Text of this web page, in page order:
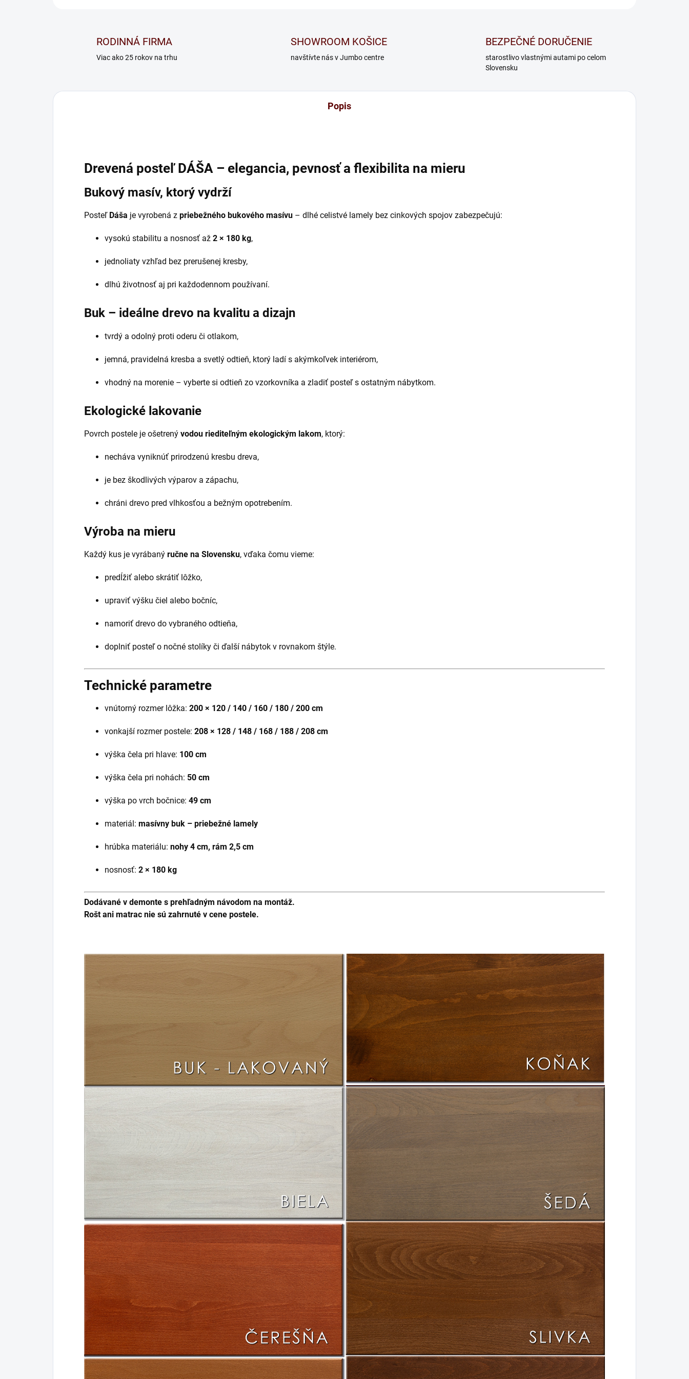
RODINNÁ FIRMA
Viac ako 25 rokov na trhu
SHOWROOM KOŠICE
navštívte nás v Jumbo centre
BEZPEČNÉ DORUČENIE
starostlivo vlastnými autami po celom
Slovensku
Popis
Drevená posteľ DÁŠA – elegancia, pevnosť a flexibilita na mieru
Bukový masív, ktorý vydrží
Posteľ Dáša je vyrobená z priebežného bukového masívu – dlhé celistvé lamely bez cinkových spojov zabezpečujú:
vysokú stabilitu a nosnosť až 2 × 180 kg,
jednoliaty vzhľad bez prerušenej kresby,
dlhú životnosť aj pri každodennom používaní.
Buk – ideálne drevo na kvalitu a dizajn
tvrdý a odolný proti oderu či otlakom,
jemná, pravidelná kresba a svetlý odtieň, ktorý ladí s akýmkoľvek interiérom,
vhodný na morenie – vyberte si odtieň zo vzorkovníka a zladiť posteľ s ostatným nábytkom.
Ekologické lakovanie
Povrch postele je ošetrený vodou riediteľným ekologickým lakom, ktorý:
necháva vyniknúť prirodzenú kresbu dreva,
je bez škodlivých výparov a zápachu,
chráni drevo pred vlhkosťou a bežným opotrebením.
Výroba na mieru
Každý kus je vyrábaný ručne na Slovensku, vďaka čomu vieme:
predĺžiť alebo skrátiť lôžko,
upraviť výšku čiel alebo bočníc,
namoriť drevo do vybraného odtieňa,
doplniť posteľ o nočné stolíky či ďalší nábytok v rovnakom štýle.
Technické parametre
vnútorný rozmer lôžka: 200 × 120 / 140 / 160 / 180 / 200 cm
vonkajší rozmer postele: 208 × 128 / 148 / 168 / 188 / 208 cm
výška čela pri hlave: 100 cm
výška čela pri nohách: 50 cm
výška po vrch bočnice: 49 cm
materiál: masívny buk – priebežné lamely
hrúbka materiálu: nohy 4 cm, rám 2,5 cm
nosnosť: 2 × 180 kg
Dodávané v demonte s prehľadným návodom na montáž.
Rošt ani matrac nie sú zahrnuté v cene postele.